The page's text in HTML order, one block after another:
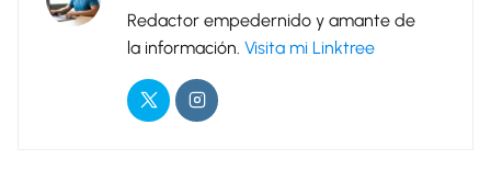
Redactor empedernido y amante de
la información. Visita mi Linktree